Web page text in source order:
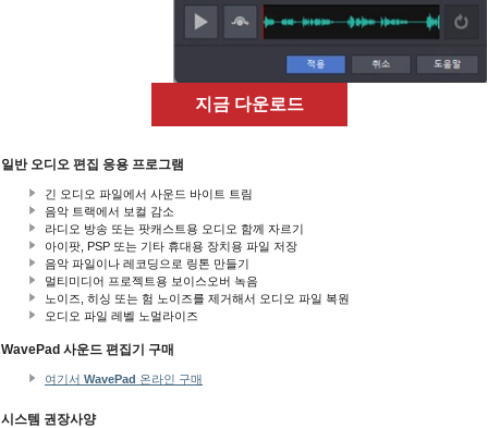
지금 다운로드
일반 오디오 편집 응용 프로그램
긴 오디오 파일에서 사운드 바이트 트림
음악 트랙에서 보컬 감소
라디오 방송 또는 팟캐스트용 오디오 함께 자르기
아이팟, PSP 또는 기타 휴대용 장치용 파일 저장
음악 파일이나 레코딩으로 링톤 만들기
멀티미디어 프로젝트용 보이스오버 녹음
노이즈, 히싱 또는 험 노이즈를 제거해서 오디오 파일 복원
오디오 파일 레벨 노멀라이즈
WavePad 사운드 편집기 구매
여기서 WavePad 온라인 구매
시스템 권장사양